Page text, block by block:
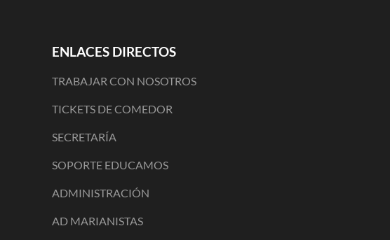
ENLACES DIRECTOS
TRABAJAR CON NOSOTROS
TICKETS DE COMEDOR
SECRETARÍA
SOPORTE EDUCAMOS
ADMINISTRACIÓN
AD MARIANISTAS